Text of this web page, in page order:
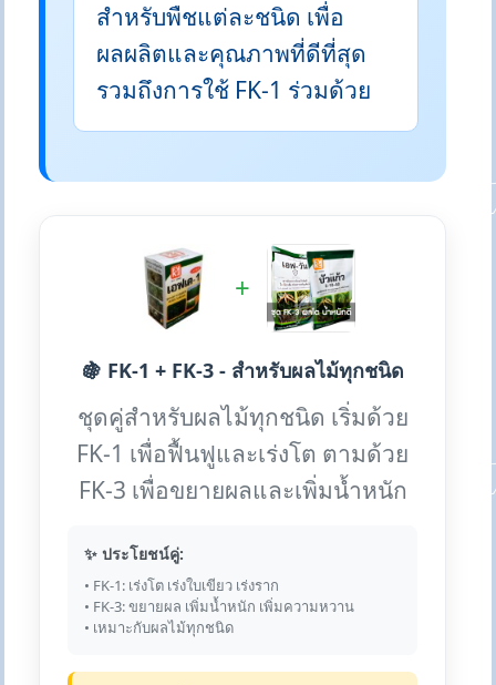
สำหรับพืชแต่ละชนิด เพื่อ
ผลผลิตและคุณภาพที่ดีที่สุด
รวมถึงการใช้ FK-1 ร่วมด้วย
+
🍇 FK-1 + FK-3 - สำหรับผลไม้ทุกชนิด
ชุดคู่สำหรับผลไม้ทุกชนิด เริ่มด้วย
FK-1 เพื่อฟื้นฟูและเร่งโต ตามด้วย
FK-3 เพื่อขยายผลและเพิ่มน้ำหนัก
✨ ประโยชน์คู่:
• FK-1: เร่งโต เร่งใบเขียว เร่งราก
• FK-3: ขยายผล เพิ่มน้ำหนัก เพิ่มความหวาน
• เหมาะกับผลไม้ทุกชนิด